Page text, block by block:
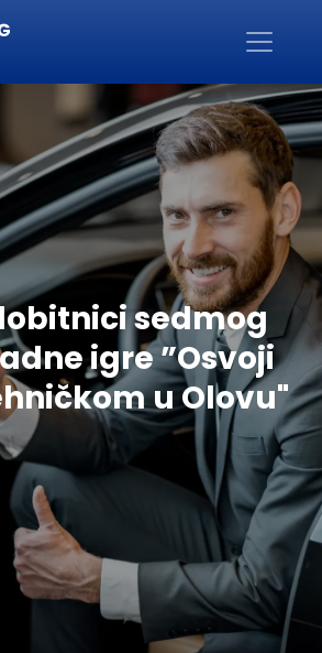
Početna
sedmog
igre ”Osvoji
u Olovu"